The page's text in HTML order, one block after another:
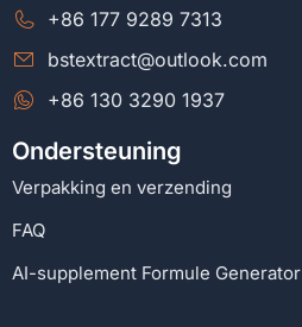
+86 177 9289 7313
bstextract@outlook.com
+86 130 3290 1937
Ondersteuning
Verpakking en verzending
FAQ
AI-supplement Formule Generator